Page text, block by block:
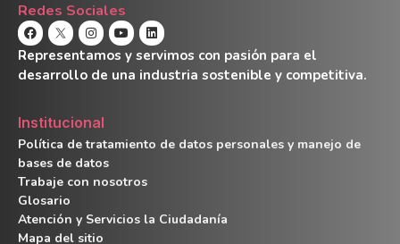
Redes Sociales
Representamos y servimos con pasión para el
desarrollo de una industria sostenible y competitiva.
Institucional
Política de tratamiento de datos personales y manejo de
bases de datos
Trabaje con nosotros
Glosario
Atención y Servicios la Ciudadanía
Mapa del sitio